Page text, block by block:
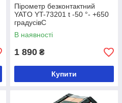
Пірометр безконтактний
YATO YT-73201 t -50 °- +650
градусівC
В наявності
1 890 ₴
Купити